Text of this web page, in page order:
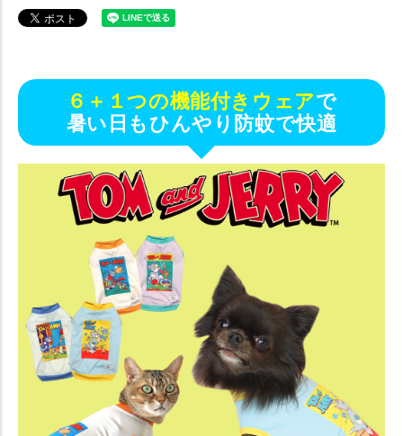
６＋１つの機能付きウェアで
暑い日もひんやり防蚊で快適